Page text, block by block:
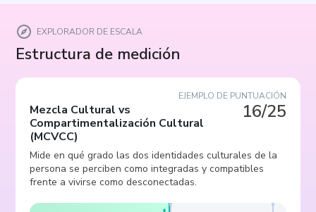
EXPLORADOR DE ESCALA
Estructura de medición
EJEMPLO DE PUNTUACIÓN
16/25
Mezcla Cultural vs
Compartimentalización Cultural
(MCVCC)
Mide en qué grado las dos identidades culturales de la
persona se perciben como integradas y compatibles
frente a vivirse como desconectadas.